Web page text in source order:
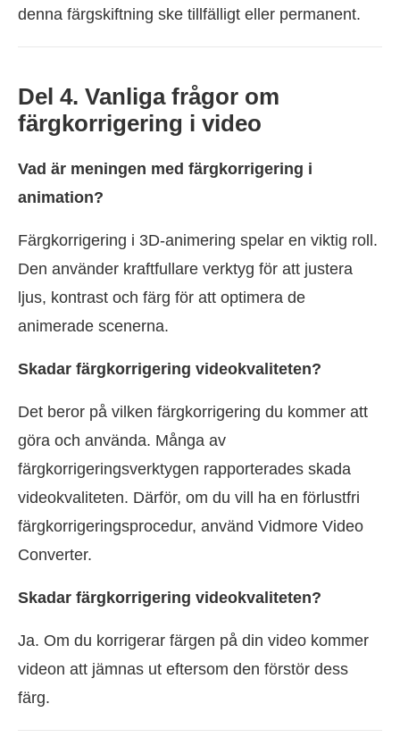
denna färgskiftning ske tillfälligt eller permanent.
Del 4. Vanliga frågor om
färgkorrigering i video
Vad är meningen med färgkorrigering i
animation?
Färgkorrigering i 3D-animering spelar en viktig roll.
Den använder kraftfullare verktyg för att justera
ljus, kontrast och färg för att optimera de
animerade scenerna.
Skadar färgkorrigering videokvaliteten?
Det beror på vilken färgkorrigering du kommer att
göra och använda. Många av
färgkorrigeringsverktygen rapporterades skada
videokvaliteten. Därför, om du vill ha en förlustfri
färgkorrigeringsprocedur, använd Vidmore Video
Converter.
Skadar färgkorrigering videokvaliteten?
Ja. Om du korrigerar färgen på din video kommer
videon att jämnas ut eftersom den förstör dess
färg.